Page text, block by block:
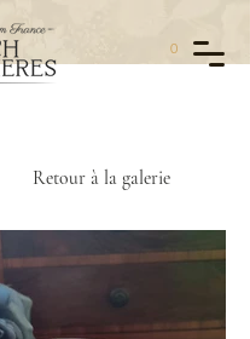
0
Retour à la galerie